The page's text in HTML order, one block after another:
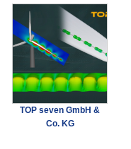
TOP seven GmbH &
Co. KG